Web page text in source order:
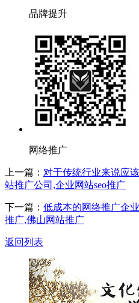
品牌提升
网络推广
上一篇： 对于传统行业来说应
站推广公司,企业网站seo推广
下一篇： 低成本的网络推广企
推广,佛山网站推广
返回列表